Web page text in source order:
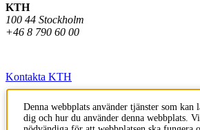
KTH
100 44 Stockholm
+46 8 790 60 00
Kontakta KTH
Jobba på KTH
Denna webbplats använder tjänster som
dig och hur du använder denna webbplats.